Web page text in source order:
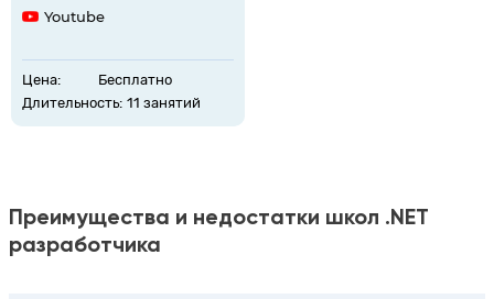
Youtube
Цена:
Бесплатно
Длительность: 11 занятий
Преимущества и недостатки школ .NET
разработчика